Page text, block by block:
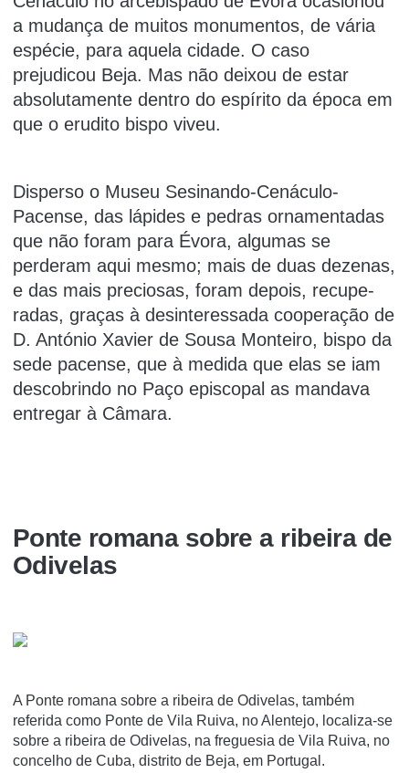
a mu­dança de muitos monumentos, de vária
espécie, para aquela cidade. O caso
prejudicou Beja. Mas não deixou de estar
absolutamente dentro do espírito da época em
que o erudito bispo viveu.
Disperso o Museu Sesinando-Cenáculo-
Pacense, das lápides e pedras ornamentadas
que não foram para Évora, algumas se
perderam aqui mesmo; mais de duas dezenas,
e das mais preciosas, foram depois, recupe­
radas, graças à desinteressada coope­ração de
D. António Xavier de Sousa Monteiro, bispo da
sede pacense, que à medida que elas se iam
descobrin­do no Paço episcopal as mandava
entregar à Câmara.
Ponte romana sobre a ribeira de
Odivelas
A Ponte romana sobre a ribeira de Odivelas, também
referida como Ponte de Vila Ruiva, no Alentejo, localiza-se
sobre a ribeira de Odivelas, na freguesia de Vila Ruiva, no
concelho de Cuba, distrito de Beja, em Portugal.